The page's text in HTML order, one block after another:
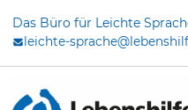
Inhalt
Das Büro für Leichte
leichte-